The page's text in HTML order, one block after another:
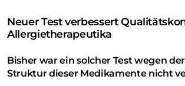
Neuer Test verbessert
Allergietherapeutika
Bisher war ein solcher Test wegen
Struktur dieser Medikamente nicht